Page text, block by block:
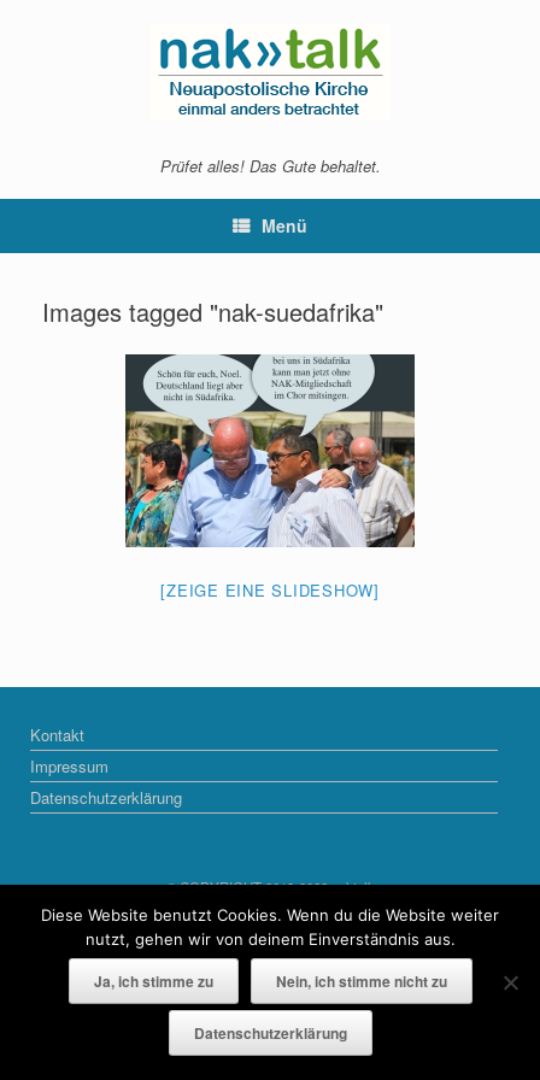
Prüfet alles! Das Gute behaltet.
Menü
Images tagged "nak-suedafrika"
[ZEIGE EINE SLIDESHOW]
Kontakt
Impressum
Datenschutzerklärung
© COPYRIGHT 2013-2022 naktalk
Ein Theme vonSiteOrigin
Diese Website benutzt Cookies. Wenn du die Website weiter
nutzt, gehen wir von deinem Einverständnis aus.
Ja, ich stimme zu Nein, ich stimme nicht zu
Datenschutzerklärung